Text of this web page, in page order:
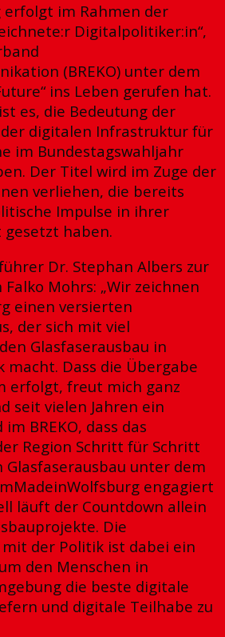
erfolgt im Rahmen der
Digitalpolitiker:in“,
(BREKO) unter dem
ins Leben gerufen hat.
es, die Bedeutung der
digitalen Infrastruktur für
im Bundestagswahljahr
Der Titel wird im Zuge der
verliehen, die bereits
Impulse in ihrer
haben.
Dr. Stephan Albers zur
Mohrs: „Wir zeichnen
einen versierten
der sich mit viel
Glasfaserausbau in
macht. Dass die Übergabe
erfolgt, freut mich ganz
seit vielen Jahren ein
BREKO, dass das
Region Schritt für Schritt
unter dem
engagiert
läuft der Countdown allein
Die
der Politik ist dabei ein
den Menschen in
die beste digitale
und digitale Teilhabe zu